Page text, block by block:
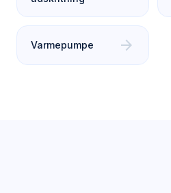
Varmepumpe arrow_forward